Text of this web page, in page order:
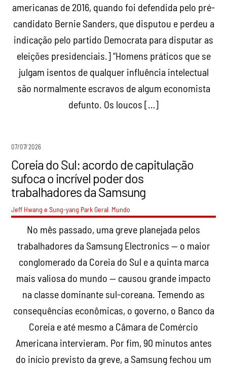
americanas de 2016, quando foi defendida pelo pré-
candidato Bernie Sanders, que disputou e perdeu a
indicação pelo partido Democrata para disputar as
eleições presidenciais.] “Homens práticos que se
julgam isentos de qualquer influência intelectual
são normalmente escravos de algum economista
defunto. Os loucos […]
07/07/2026
Coreia do Sul: acordo de capitulação
sufoca o incrível poder dos
trabalhadores da Samsung
Jeff Hwang e Sung-yang Park Geral Mundo
No mês passado, uma greve planejada pelos
trabalhadores da Samsung Electronics — o maior
conglomerado da Coreia do Sul e a quinta marca
mais valiosa do mundo — causou grande impacto
na classe dominante sul-coreana. Temendo as
consequências econômicas, o governo, o Banco da
Coreia e até mesmo a Câmara de Comércio
Americana intervieram. Por fim, 90 minutos antes
do início previsto da greve, a Samsung fechou um